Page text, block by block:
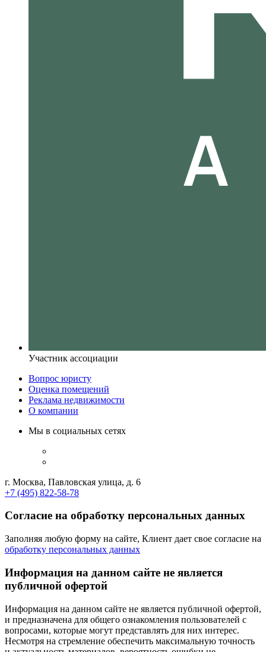
Участник ассоциации
Вопрос юристу
Оценка помещений
Реклама недвижимости
О компании
Мы в социальных сетях
г. Москва, Павловская улица, д. 6
+7 (495) 822-58-78
Согласие на обработку персональных данных
Заполняя любую форму на сайте, Клиент дает свое согласие на
обработку персональных данных
Информация на данном сайте не является
публичной офертой
Информация на данном сайте не является публичной офертой,
и предназначена для общего ознакомления пользователей с
вопросами, которые могут представлять для них интерес.
Несмотря на стремление обеспечить максимальную точность